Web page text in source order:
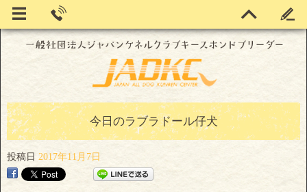
今日のラブラドール仔犬
投稿日 2017年11月7日